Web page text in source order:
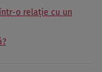
o relaţie cu un